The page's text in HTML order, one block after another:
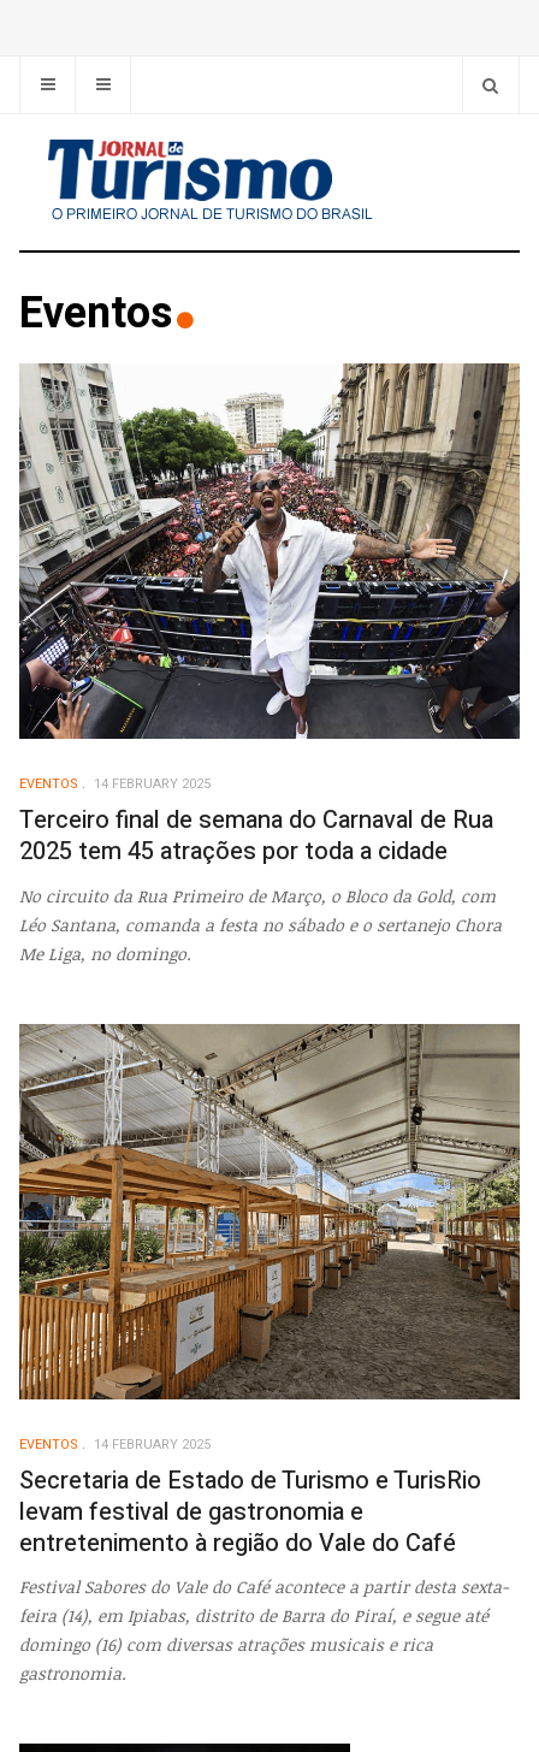
Eventos
EVENTOS 14 FEBRUARY 2025
Terceiro final de semana do Carnaval de Rua
2025 tem 45 atrações por toda a cidade
No circuito da Rua Primeiro de Março, o Bloco da Gold, com
Léo Santana, comanda a festa no sábado e o sertanejo Chora
Me Liga, no domingo.
EVENTOS 14 FEBRUARY 2025
Secretaria de Estado de Turismo e TurisRio
levam festival de gastronomia e
entretenimento à região do Vale do Café
Festival Sabores do Vale do Café acontece a partir desta sexta-
feira (14), em Ipiabas, distrito de Barra do Piraí, e segue até
domingo (16) com diversas atrações musicais e rica
gastronomia.